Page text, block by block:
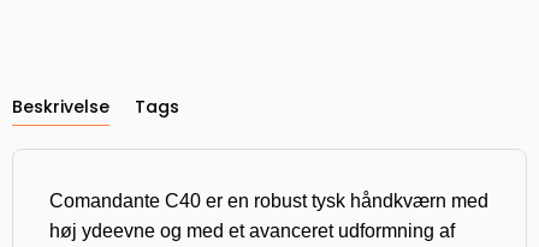
Beskrivelse Tags
Comandante C40 er en robust tysk håndkværn med
høj ydeevne og med et avanceret udformning af